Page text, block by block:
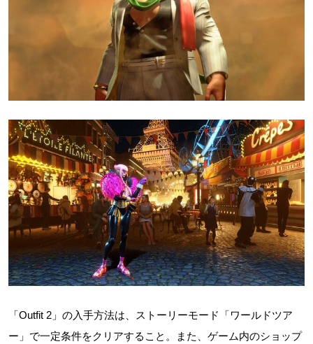
「Outfit 2」の入手方法は、ストーリーモード「ワールドツア
ー」で一定条件をクリアすること。また、ゲーム内のショップ